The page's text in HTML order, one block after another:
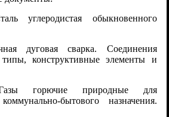
углеродистая обыкновенного
дуговая сварка. Соединения
конструктивные элементы и
горючие природные для
бытового назначения.